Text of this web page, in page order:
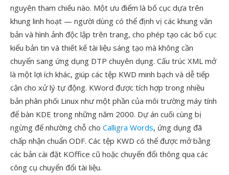
nguyên tham chiếu nào. Một ưu điểm là bố cục dựa trên
khung linh hoạt — người dùng có thể định vị các khung văn
bản và hình ảnh độc lập trên trang, cho phép tạo các bố cục
kiểu bản tin và thiết kế tài liệu sáng tạo mà không cần
chuyển sang ứng dụng DTP chuyên dụng. Cấu trúc XML mở
là một lợi ích khác, giúp các tệp KWD minh bạch và dễ tiếp
cận cho xử lý tự động. KWord được tích hợp trong nhiều
bản phân phối Linux như một phần của môi trường máy tính
để bàn KDE trong những năm 2000. Dự án cuối cùng bị
ngừng để nhường chỗ cho Calligra Words, ứng dụng đã
chấp nhận chuẩn ODF. Các tệp KWD có thể được mở bằng
các bản cài đặt KOffice cũ hoặc chuyển đổi thông qua các
công cụ chuyển đổi tài liệu.